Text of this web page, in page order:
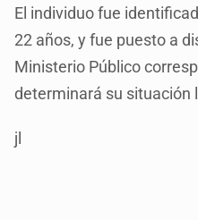
El individuo fue
22 años, y fue puesto a
Ministerio Público
determinará su situación
jl